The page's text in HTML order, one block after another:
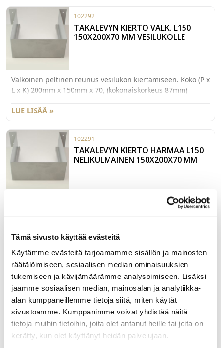
Tämä sivusto käyttää evästeitä
Käytämme evästeitä tarjoamamme sisällön ja mainosten
räätälöimiseen, sosiaalisen median ominaisuuksien
tukemiseen ja kävijämäärämme analysoimiseen. Lisäksi
jaamme sosiaalisen median, mainosalan ja analytiikka-
alan kumppaneillemme tietoja siitä, miten käytät
sivustoamme. Kumppanimme voivat yhdistää näitä
tietoja muihin tietoihin, joita olet antanut heille tai joita on
kerätty, kun olet käyttänyt heidän palvelujaan.
102292
TAKALEVYN KIERTO VALK. L150
150X200X70 MM VESILUKOLLE
Valkoinen peltinen reunus vesilukon kiertämiseen. Koko (P x
L x K) 200mm x 150mm x 70, (kokonaiskorkeus 87mm)
LUE LISÄÄ »
102291
TAKALEVYN KIERTO HARMAA L150
NELIKULMAINEN 150X200X70 MM
Harmaa peltinen reunus vesilukon kiertämiseen. Koko (P x L
LUE LISÄÄ »
102019
MET.LAATIKON RUNKOKISKO 500
54 MM LAATIKOLLE
500mm runkokisko metallilaatikolle.